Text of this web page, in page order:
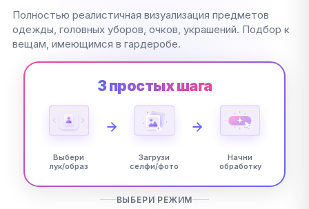
Полностью реалистичная визуализация предметов
одежды, головных уборов, очков, украшений. Подбор к
вещам, имеющимся в гардеробе.
3 простых шага
Выбери
лук/образ
Загрузи
селфи/фото
Начни
обработку
ВЫБЕРИ РЕЖИМ